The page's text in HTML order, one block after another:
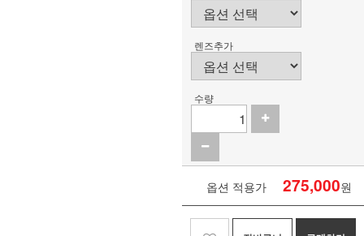
렌즈추가
수량
옵션 적용가 275,000원